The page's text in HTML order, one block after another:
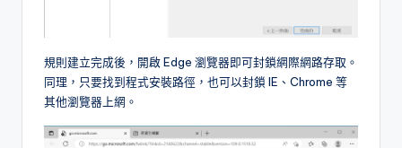
規則建立完成後，開啟 Edge 瀏覽器即可封鎖網際網路存取。
同理，只要找到程式安裝路徑，也可以封鎖 IE、Chrome 等
其他瀏覽器上網。